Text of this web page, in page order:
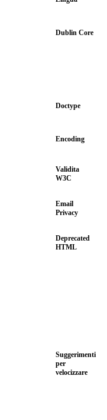
Dublin Core
Doctype
Encoding
Validita
W3C
Email
Privacy
Deprecated
HTML
Suggerimenti
per
velocizzare